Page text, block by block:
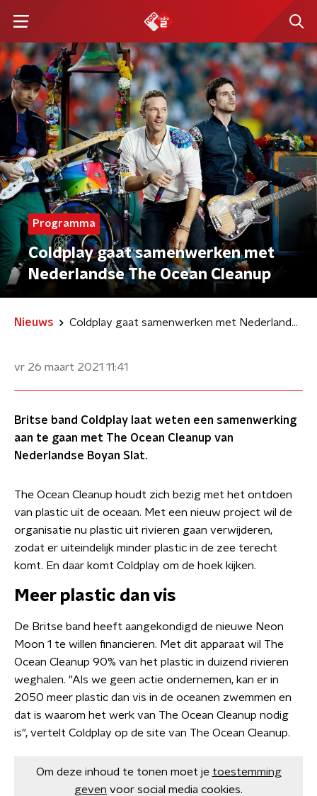
Programma
Coldplay gaat samenwerken met
Nederlandse The Ocean Cleanup
Nieuws Coldplay gaat samenwerken met Nederlandse The Ocean Cleanup
vr 26 maart 2021 11:41
Britse band Coldplay laat weten een samenwerking
aan te gaan met The Ocean Cleanup van
Nederlandse Boyan Slat.
The Ocean Cleanup houdt zich bezig met het ontdoen
van plastic uit de oceaan. Met een nieuw project wil de
organisatie nu plastic uit rivieren gaan verwijderen,
zodat er uiteindelijk minder plastic in de zee terecht
komt. En daar komt Coldplay om de hoek kijken.
Meer plastic dan vis
De Britse band heeft aangekondigd de nieuwe Neon
Moon 1 te willen financieren. Met dit apparaat wil The
Ocean Cleanup 90% van het plastic in duizend rivieren
weghalen. "Als we geen actie ondernemen, kan er in
2050 meer plastic dan vis in de oceanen zwemmen en
dat is waarom het werk van The Ocean Cleanup nodig
is", vertelt Coldplay op de site van The Ocean Cleanup.
Om deze inhoud te tonen moet je toestemming
geven voor social media cookies.